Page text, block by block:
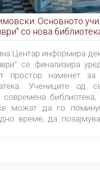
Основното
со нова
Центар информира
се финализира
простор наменет за
Учениците од
современа
можат да го
време, да